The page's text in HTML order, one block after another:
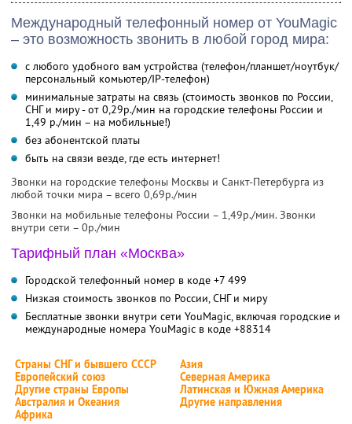
Международный телефонный номер от YouMagic
– это возможность звонить в любой город мира:
с любого удобного вам устройства (телефон/планшет/ноутбук/
персональный комьютер/IP-телефон)
минимальные затраты на связь (стоимость звонков по России,
СНГ и миру - от 0,29р./мин на городские телефоны России и
1,49 р./мин – на мобильные!)
без абонентской платы
быть на связи везде, где есть интернет!
Звонки на городские телефоны Москвы и Санкт-Петербурга из
любой точки мира – всего 0,69р./мин
Звонки на мобильные телефоны России – 1,49р./мин. Звонки
внутри сети – 0р./мин
Тарифный план «Москва»
Городской телефонный номер в коде +7 499
Низкая стоимость звонков по России, СНГ и миру
Бесплатные звонки внутри сети YouMagic, включая городские и
международные номера YouMagic в коде +88314
Страны СНГ и бывшего СССР
Европейский союз
Другие страны Европы
Австралия и Океания
Африка
Азия
Северная Америка
Латинская и Южная Америка
Другие направления